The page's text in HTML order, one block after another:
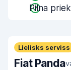
Pilna
Lielisks serviss
Fiat Panda